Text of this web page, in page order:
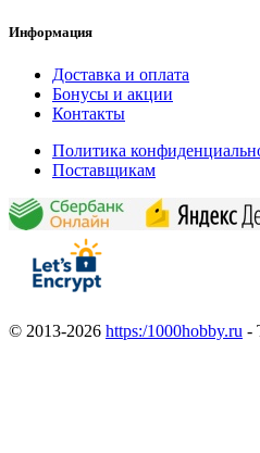
Информация
Доставка и оплата
Бонусы и акции
Контакты
Политика
Поставщикам
© 2013-2026 https:/1000hobby.ru -